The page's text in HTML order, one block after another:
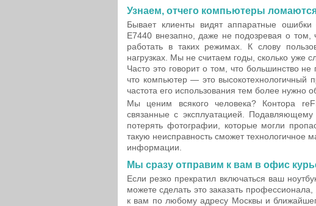
Узнаем, отчего компьютеры
Бывает клиенты видят аппаратные
E7440 внезапно, даже не подозревая о том,
работать в таких режимах. К слову
нагрузках. Мы не считаем годы, сколько уже
Часто это говорит о том, что большинство
что компьютер — это
частота его использования тем более нужно
Мы ценим всякого человека? Контора
связанные с эксплуатацией.
потерять фотографии, которые могли
такую неисправность сможет технологичное
информации.
Мы сразу отправим к вам в офис
Если резко прекратил включаться ваш
можете сделать это заказать
к вам по любому адресу Москвы и